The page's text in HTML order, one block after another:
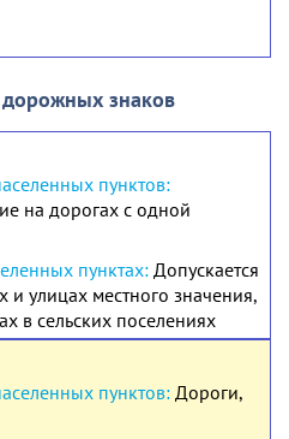
знаков
на дорогах с одной
Допускается
и улицах местного значения,
в сельских поселениях
Дороги,